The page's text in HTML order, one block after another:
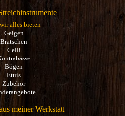
alles bieten
Geigen
Bratschen
Celli
Bögen
Etuis
Zubehör
meiner Werkstatt